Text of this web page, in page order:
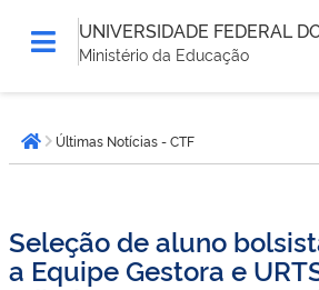
UNIVERSIDADE FEDERAL
Ministério da Educação
está
aqui:Página inicial
Últimas Notícias - CTF
Seleção de aluno
a Equipe Gestora e